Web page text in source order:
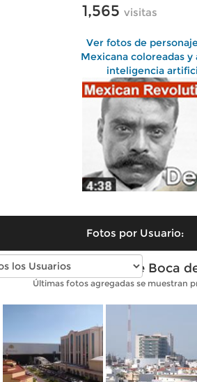
1,565 visitas
Ver fotos de
Mexicana coloreadas
inteligencia
Fotos por Usuario:
Fotos modernas de Boca
Últimas fotos agregadas se muestran